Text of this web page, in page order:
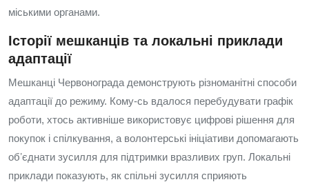
міськими органами.
Історії мешканців та локальні приклади
адаптації
Мешканці Червонограда демонструють різноманітні способи
адаптації до режиму. Кому‑сь вдалося перебудувати графік
роботи, хтось активніше використовує цифрові рішення для
покупок і спілкування, а волонтерські ініціативи допомагають
обʼєднати зусилля для підтримки вразливих груп. Локальні
приклади показують, як спільні зусилля сприяють